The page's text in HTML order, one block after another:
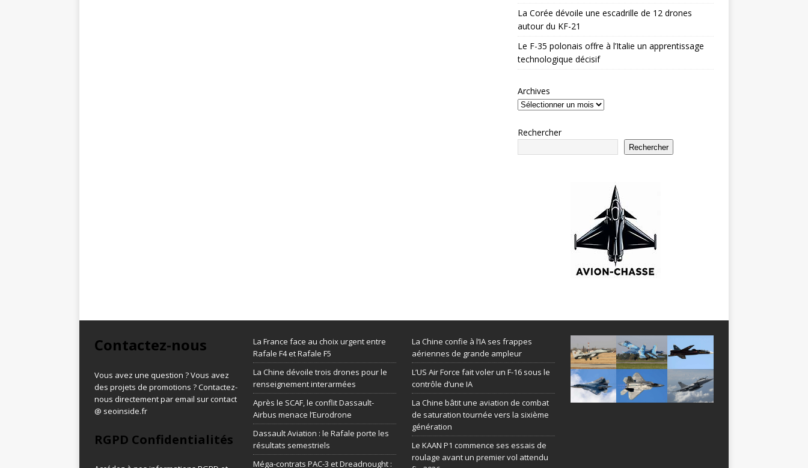
La Corée dévoile une escadrille de 12 drones
autour du KF-21
Le F-35 polonais offre à l’Italie un apprentissage
technologique décisif
Archives
Rechercher
Rechercher
Contactez-nous
Vous avez une question ? Vous avez
des projets de promotions ? Contactez-
nous directement par email sur contact
@ seoinside.fr
RGPD Confidentialités
La France face au choix urgent entre
Rafale F4 et Rafale F5
La Chine dévoile trois drones pour le
renseignement interarmées
Après le SCAF, le conflit Dassault-
Airbus menace l’Eurodrone
Dassault Aviation : le Rafale porte les
résultats semestriels
Méga-contrats PAC-3 et Dreadnought :
La Chine confie à l’IA ses frappes
aériennes de grande ampleur
L’US Air Force fait voler un F-16 sous le
contrôle d’une IA
La Chine bâtit une aviation de combat
de saturation tournée vers la sixième
génération
Le KAAN P1 commence ses essais de
roulage avant un premier vol attendu